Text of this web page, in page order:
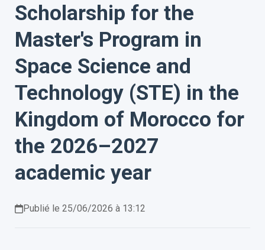
Scholarship for the
Master's Program in
Space Science and
Technology (STE) in the
Kingdom of Morocco for
the 2026–2027
academic year
Publié le 25/06/2026 à 13:12